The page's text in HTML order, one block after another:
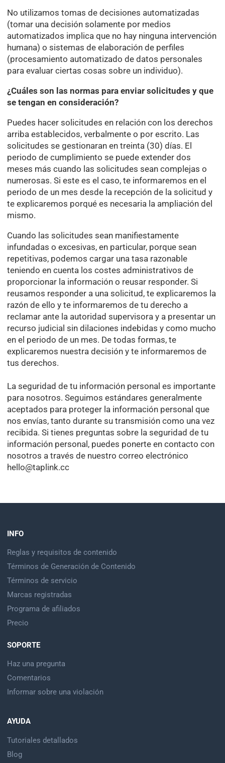
No utilizamos tomas de decisiones automatizadas
(tomar una decisión solamente por medios
automatizados implica que no hay ninguna intervención
humana) o sistemas de elaboración de perfiles
(procesamiento automatizado de datos personales
para evaluar ciertas cosas sobre un individuo).
¿Cuáles son las normas para enviar solicitudes y que
se tengan en consideración?
Puedes hacer solicitudes en relación con los derechos
arriba establecidos, verbalmente o por escrito. Las
solicitudes se gestionaran en treinta (30) días. El
periodo de cumplimiento se puede extender dos
meses más cuando las solicitudes sean complejas o
numerosas. Si este es el caso, te informaremos en el
periodo de un mes desde la recepción de la solicitud y
te explicaremos porqué es necesaria la ampliación del
mismo.
Cuando las solicitudes sean manifiestamente
infundadas o excesivas, en particular, porque sean
repetitivas, podemos cargar una tasa razonable
teniendo en cuenta los costes administrativos de
proporcionar la información o reusar responder. Si
reusamos responder a una solicitud, te explicaremos la
razón de ello y te informaremos de tu derecho a
reclamar ante la autoridad supervisora y a presentar un
recurso judicial sin dilaciones indebidas y como mucho
en el periodo de un mes. De todas formas, te
explicaremos nuestra decisión y te informaremos de
tus derechos.
La seguridad de tu información personal es importante
para nosotros. Seguimos estándares generalmente
aceptados para proteger la información personal que
nos envías, tanto durante su transmisión como una vez
recibida. Si tienes preguntas sobre la seguridad de tu
información personal, puedes ponerte en contacto con
nosotros a través de nuestro correo electrónico
hello@taplink.cc
INFO
Reglas y requisitos de contenido
Términos de Generación de Contenido
Términos de servicio
Marcas registradas
Programa de afiliados
Precio
SOPORTE
Haz una pregunta
Comentarios
Informar sobre una violación
AYUDA
Tutoriales detallados
Blog